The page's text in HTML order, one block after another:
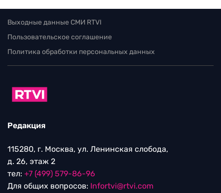
Выходные данные СМИ RTVI
Пользовательское соглашение
Политика обработки персональных данных
Редакция
115280, г. Москва, ул. Ленинская слобода,
д. 26, этаж 2
тел: +7 (499) 579-86-96
Для общих вопросов: Infortvi@rtvi.com